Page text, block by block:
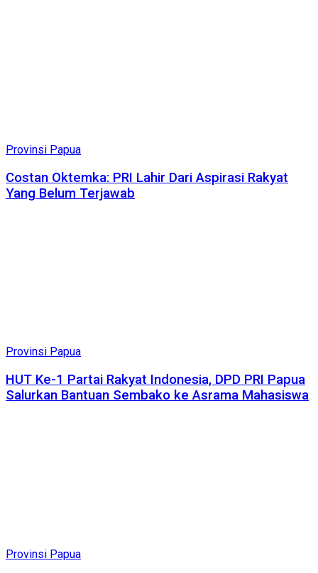
Provinsi Papua
Costan Oktemka: PRI Lahir Dari Aspirasi Rakyat
Yang Belum Terjawab
Provinsi Papua
HUT Ke-1 Partai Rakyat Indonesia, DPD PRI Papua
Salurkan Bantuan Sembako ke Asrama Mahasiswa
Provinsi Papua